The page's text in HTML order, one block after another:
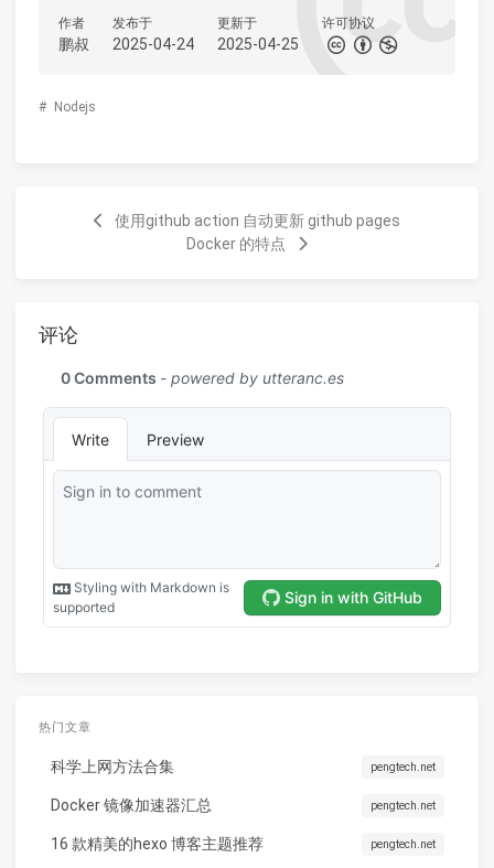
作者
鹏叔
发布于
2025-04-24
更新于
2025-04-25
许可协议
# Nodejs
使用github action 自动更新 github pages
Docker 的特点
评论
热门文章
科学上网方法合集 pengtech.net
Docker 镜像加速器汇总 pengtech.net
16 款精美的hexo 博客主题推荐 pengtech.net